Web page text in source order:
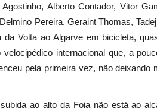
Alberto Contador, Vitor
Pereira, Geraint Thomas,
da Volta ao Algarve em bicicleta,
velocipédico internacional que, a
pela primeira vez, não
ao alto da Foia não está ao